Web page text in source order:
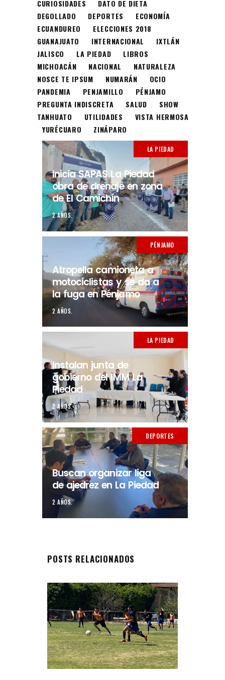
CURIOSIDADES
DATO DE DIETA
DEGOLLADO
DEPORTES
ECONOMÍA
ECUANDUREO
ELECCIONES 2018
GUANAJUATO
INTERNACIONAL
IXTLÁN
JALISCO
LA PIEDAD
LIBROS
MICHOACÁN
NACIONAL
NATURALEZA
NOSCE TE IPSUM
NUMARÁN
OCIO
PANDEMIA
PENJAMILLO
PÉNJAMO
PREGUNTA INDISCRETA
SALUD
SHOW
TANHUATO
UTILIDADES
VISTA HERMOSA
YURÉCUARO
ZINÁPARO
LA PIEDAD
Inicia SAPAS La Piedad
obra de drenaje en zona
de El Camichín
2 AÑOS.
PÉNJAMO
Atropella camioneta a
motociclistas y se da a
la fuga en Pénjamo
2 AÑOS.
LA PIEDAD
Instalan junta de
gobierno del IMM La
Piedad
2 AÑOS.
DEPORTES
Buscan organizar liga
de ajedrez en La Piedad
2 AÑOS.
POSTS RELACIONADOS